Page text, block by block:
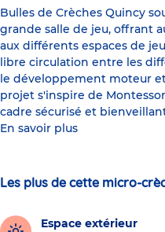
Bulles de Crèches Quincy
grande salle de jeu, offrant
aux différents espaces de
libre circulation entre les
le développement moteur
projet s'inspire de
cadre sécurisé et
En savoir plus
Les plus de cette micro-
Espace extérieur